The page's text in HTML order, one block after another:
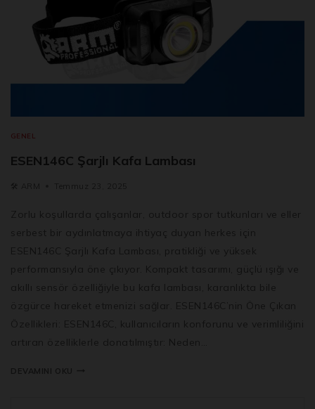
GENEL
ESEN146C Şarjlı Kafa Lambası